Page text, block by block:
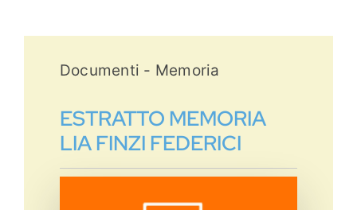
Documenti - Memoria
ESTRATTO MEMORIA
LIA FINZI FEDERICI